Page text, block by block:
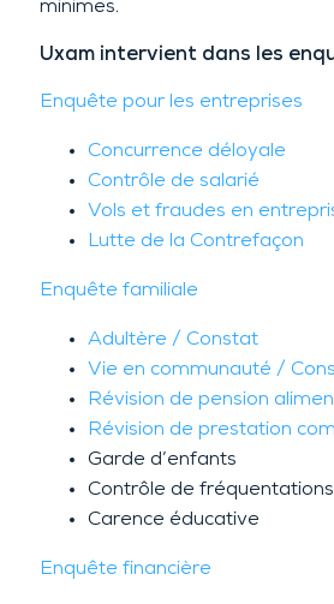
minimes.
Uxam intervient dans les
Enquête pour les entreprises
Concurrence déloyale
Contrôle de salarié
Vols et fraudes en
Lutte de la Contrefaçon
Enquête familiale
Adultère / Constat
Vie en communauté /
Révision de pension
Révision de prestation
Garde d’enfants
Contrôle de fréquentations
Carence éducative
Enquête financière